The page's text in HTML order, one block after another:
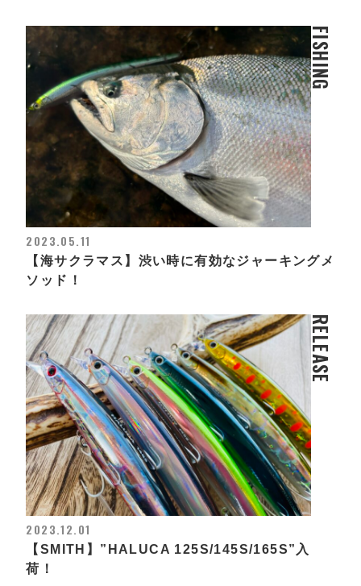
FISHING
2023.05.11
【海サクラマス】渋い時に有効なジャーキングメ
ソッド！
RELEASE
2023.12.01
【SMITH】”HALUCA 125S/145S/165S”入
荷！